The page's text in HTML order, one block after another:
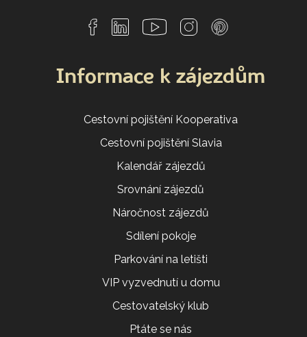
Informace k zájezdům
Cestovní pojištění Kooperativa
Cestovní pojištění Slavia
Kalendář zájezdů
Srovnání zájezdů
Náročnost zájezdů
Sdílení pokoje
Parkování na letišti
VIP vyzvednutí u domu
Cestovatelský klub
Ptáte se nás